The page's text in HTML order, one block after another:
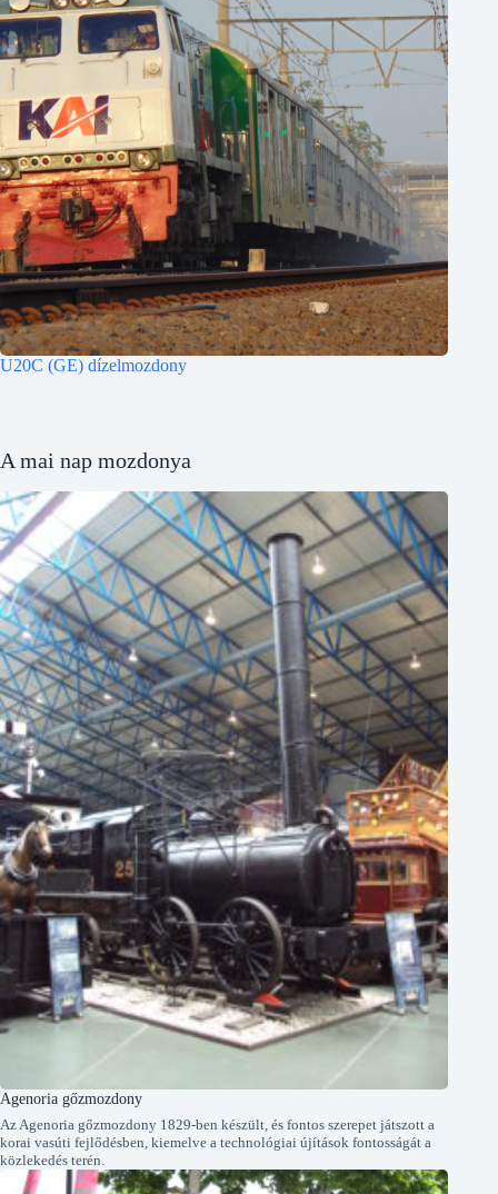
U20C (GE) dízelmozdony
A mai nap mozdonya
Agenoria gőzmozdony
Az Agenoria gőzmozdony 1829-ben készült, és fontos szerepet játszott a
korai vasúti fejlődésben, kiemelve a technológiai újítások fontosságát a
közlekedés terén.